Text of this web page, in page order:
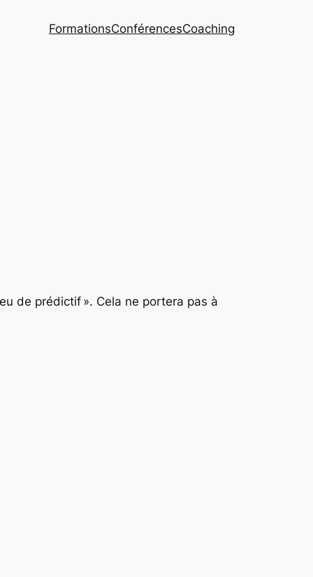
FormationsConférencesCoaching
de prédictif ». Cela ne portera pas à